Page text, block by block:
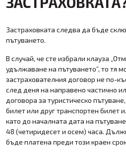
Застраховката следва да бъде
пътуването.
В случай, че сте избрали клауза
удължаване на пътуването”, то тя
застрахователния договор не по-
след деня на направено частично
договора за туристическо
билет или друг транспортен билет
като до началната дата на
48 (четиридесет и осем) часа.
бъде платена преди този краен